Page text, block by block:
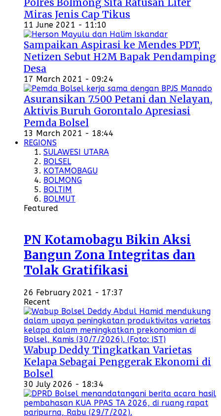
Polres Bolmong Sita Ratusan Liter
Miras Jenis Cap Tikus
11 June 2021 - 11:10
Sampaikan Aspirasi ke Mendes PDT,
Netizen Sebut H2M Bapak Pendamping
Desa
17 March 2021 - 09:24
Asuransikan 7.500 Petani dan Nelayan,
Aktivis Buruh Gorontalo Apresiasi
Pemda Bolsel
13 March 2021 - 18:44
REGIONS
SULAWESI UTARA
BOLSEL
KOTAMOBAGU
BOLMONG
BOLTIM
BOLMUT
Featured
PN Kotamobagu Bikin Aksi
Bangun Zona Integritas dan
Tolak Gratifikasi
26 February 2021 - 17:37
Recent
Wabup Deddy Tingkatkan Varietas
Kelapa Sebagai Penggerak Ekonomi di
Bolsel
30 July 2026 - 18:34